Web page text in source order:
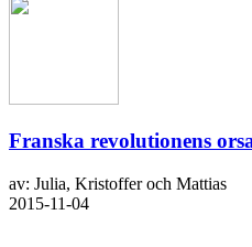
Franska revolutionens
av: Julia, Kristoffer och Mattias
2015-11-04